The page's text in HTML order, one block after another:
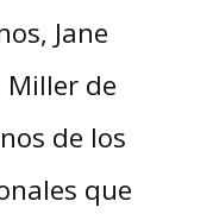
Jane
Miller de
de los
que